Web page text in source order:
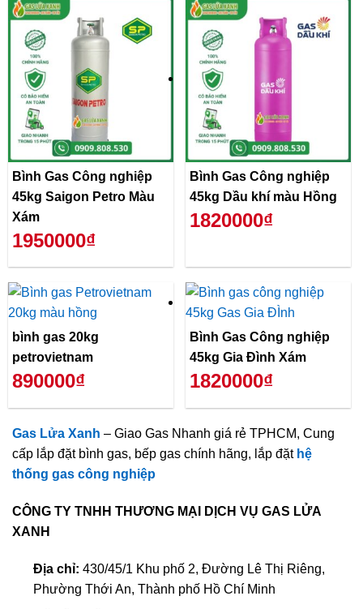
Bình Gas Công nghiệp
45kg Saigon Petro Màu
Xám
1950000₫
Bình Gas Công nghiệp
45kg Dầu khí màu Hồng
1820000₫
bình gas 20kg
petrovietnam
890000₫
Bình Gas Công nghiệp
45kg Gia Đình Xám
1820000₫
Gas Lửa Xanh – Giao Gas Nhanh giá rẻ TPHCM, Cung
cấp lắp đặt bình gas, bếp gas chính hãng, lắp đặt hệ
thống gas công nghiệp
CÔNG TY TNHH THƯƠNG MẠI DỊCH VỤ GAS LỬA
XANH
Địa chỉ: 430/45/1 Khu phố 2, Đường Lê Thị Riêng,
Phường Thới An, Thành phố Hồ Chí Minh